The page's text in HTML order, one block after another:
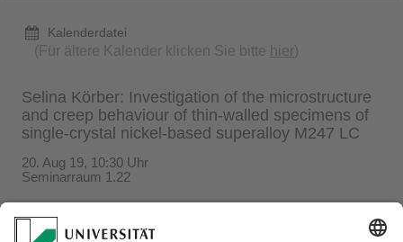
Kalenderdatei
(Für ältere Kalender klicken Sie bitte hier)
Selina Körber: Investigation of the microstructure
and creep behaviour of thin-walled specimens of
single-crystal nickel-based superalloy M247 LC
20. Aug 19, 10:30 Uhr
Seminarraum 1.22
Verantwortlich für die Redaktion: